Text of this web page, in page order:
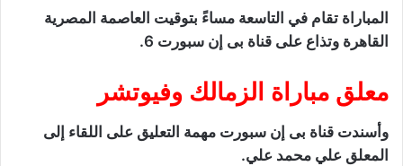
المباراة تقام في التاسعة مساءً بتوقيت العاصمة المصرية
القاهرة وتذاع على قناة بى إن سبورت 6.
معلق مباراة الزمالك وفيوتشر
وأسندت قناة بى إن سبورت مهمة التعليق على اللقاء إلى
المعلق علي محمد علي.